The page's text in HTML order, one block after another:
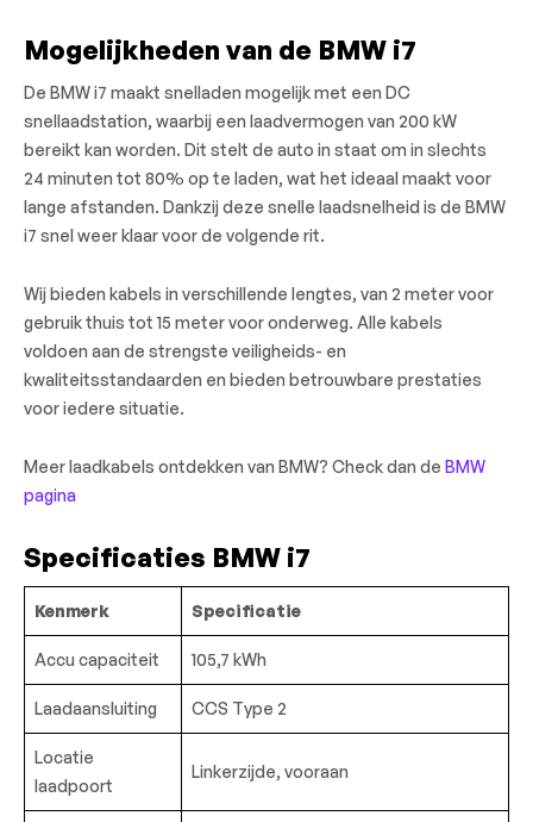
Mogelijkheden van de BMW i7
De BMW i7 maakt snelladen mogelijk met een DC
snellaadstation, waarbij een laadvermogen van 200 kW
bereikt kan worden. Dit stelt de auto in staat om in slechts
24 minuten tot 80% op te laden, wat het ideaal maakt voor
lange afstanden. Dankzij deze snelle laadsnelheid is de BMW
i7 snel weer klaar voor de volgende rit.
Wij bieden kabels in verschillende lengtes, van 2 meter voor
gebruik thuis tot 15 meter voor onderweg. Alle kabels
voldoen aan de strengste veiligheids- en
kwaliteitsstandaarden en bieden betrouwbare prestaties
voor iedere situatie.
Meer laadkabels ontdekken van BMW? Check dan de BMW
pagina
Specificaties BMW i7
Kenmerk Specificatie
Accu capaciteit 105,7 kWh
Laadaansluiting CCS Type 2
Locatie
laadpoort
Linkerzijde, vooraan